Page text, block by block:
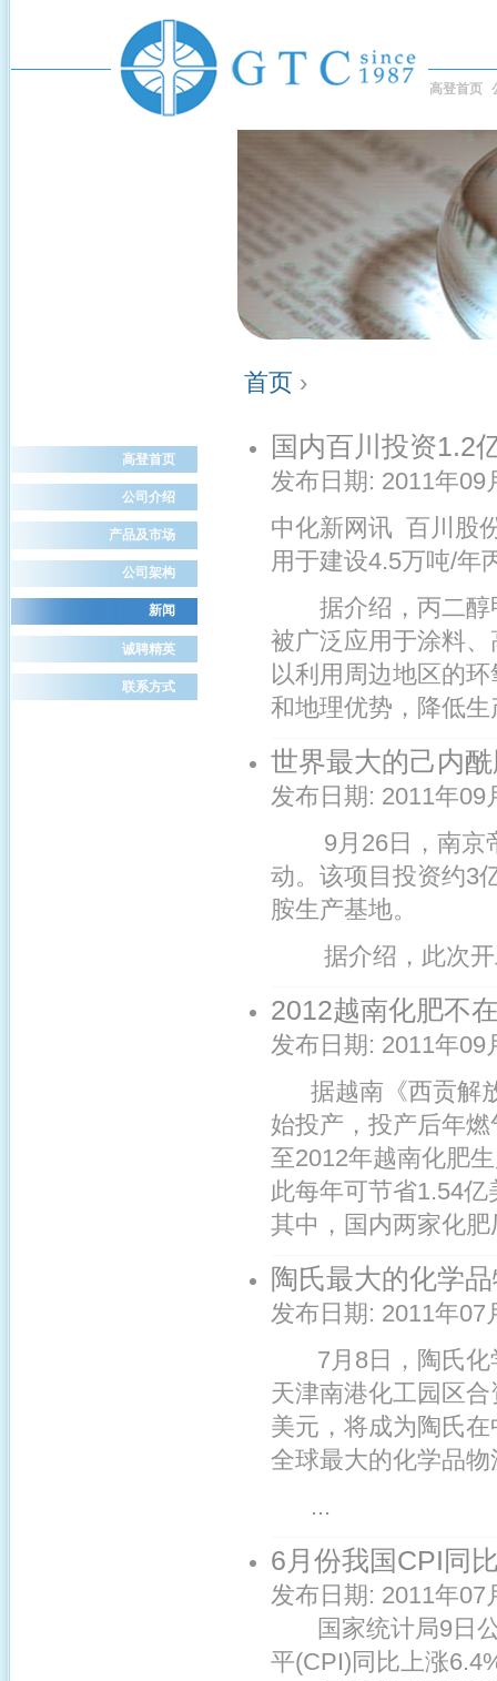
高登首页
首页 ›
国内百川投资1.2
发布日期: 2011年09
中化新网讯 百川股
用于建设4.5万吨/年
据介绍，丙二醇
被广泛应用于涂料
以利用周边地区的
和地理优势，降低
世界最大的己内
发布日期: 2011年09
9月26日，南京帝
动。该项目投资约3
胺生产基地。
据介绍，此次开
2012越南化肥不
发布日期: 2011年09
据越南《西贡解放
始投产，投产后年
至2012年越南化肥
此每年可节省1.54
其中，国内两家化
陶氏最大的化学
发布日期: 2011年07
7月8日，陶氏化
天津南港化工园区
美元，将成为陶氏
全球最大的化学品物
...
6月份我国CPI同
发布日期: 2011年07
国家统计局9日
平(CPI)同比上涨
高登首页
公司介绍
产品及市场
公司架构
新闻
诚聘精英
联系方式